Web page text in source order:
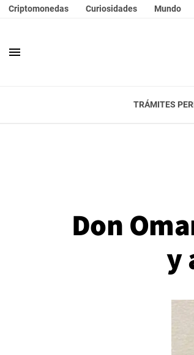
Criptomonedas Curiosidades Mundo
menu
TRÁMITES
Don
y